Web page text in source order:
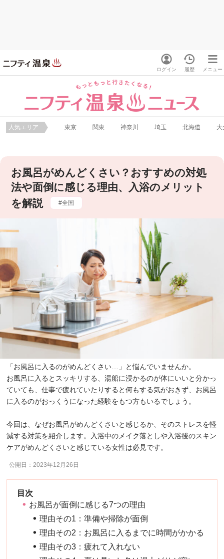
ログイン 履歴 メニュー
人気エリア 東京 関東 神奈川 埼玉 北海道 大
お風呂がめんどくさい？おすすめの対処
法や面倒に感じる理由、入浴のメリット
を解説
全国
「お風呂に入るのがめんどくさい…」と悩んでいませんか。
お風呂に入るとスッキリする、湯船に浸かるのが体にいいと分かっ
ていても、仕事で疲れていたりすると何もする気がおきず、お風呂
に入るのがおっくうになった経験をもつ方もいるでしょう。
今回は、なぜお風呂がめんどくさいと感じるか、そのストレスを軽
減する対策を紹介します。入浴中のメイク落としや入浴後のスキン
ケアがめんどくさいと感じている女性は必見です。
公開日：2023年12月26日
お風呂が面倒に感じる7つの理由
理由その1：準備や掃除が面倒
理由その2：お風呂に入るまでに時間がかかる
理由その3：疲れて入れない